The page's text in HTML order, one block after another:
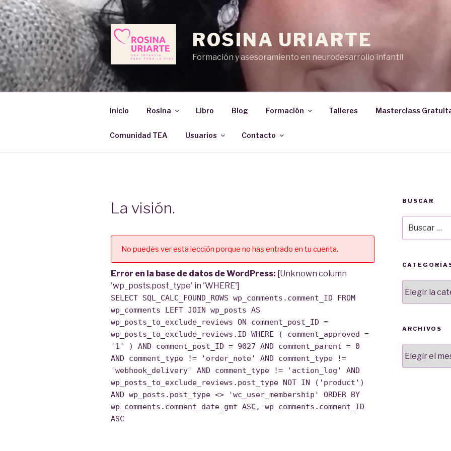
Saltar
al
contenido
ROSINA URIARTE
Formación y asesoramiento en neurodesarrollo infantil
Inicio Rosina Libro Blog Formación Talleres Masterclass
Comunidad TEA Usuarios Contacto
La visión.
No puedes ver esta lección porque no has entrado en tu cuenta.
Error en la base de datos de WordPress: [Unknown column
'wp_posts.post_type' in 'WHERE']
SELECT SQL_CALC_FOUND_ROWS wp_comments.comment_ID FROM
wp_comments LEFT JOIN wp_posts AS
wp_posts_to_exclude_reviews ON comment_post_ID =
wp_posts_to_exclude_reviews.ID WHERE ( comment_approved =
'1' ) AND comment_post_ID = 9027 AND comment_parent = 0
AND comment_type != 'order_note' AND comment_type !=
'webhook_delivery' AND comment_type != 'action_log' AND
wp_posts_to_exclude_reviews.post_type NOT IN ('product')
AND wp_posts.post_type <> 'wc_user_membership' ORDER BY
wp_comments.comment_date_gmt ASC, wp_comments.comment_ID
ASC
BUSCAR
por:
ARCHIVOS